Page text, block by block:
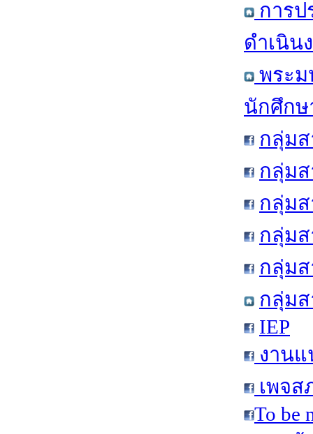
การ
ดำเนิน
พระม
นักศึกษ
กลุ่ม
กลุ่ม
กลุ่ม
กลุ่ม
กลุ่ม
กลุ่มส
IEP
งาน
เพจส
To be